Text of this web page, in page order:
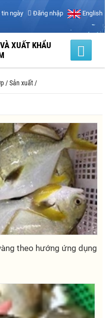
ngày Đăng nhập English
XUẤT KHẨU
/Sản xuất /
theo hướng ứng dụng